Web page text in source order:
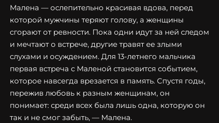
Малена — ослепительно красивая вдова, перед
которой мужчины теряют голову, а женщины
сгорают от ревности. Пока одни идут за ней следом
и мечтают о встрече, другие травят ее злыми
слухами и осуждением. Для 13-летнего мальчика
первая встреча с Маленой становится событием,
которое навсегда врезается в память. Спустя годы,
пережив любовь к разным женщинам, он
понимает: среди всех была лишь одна, которую он
так и не смог забыть, — Малена.